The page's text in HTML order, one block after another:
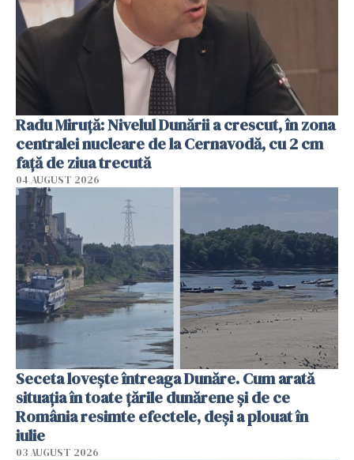
Radu Miruţă: Nivelul Dunării a crescut, în zona
centralei nucleare de la Cernavodă, cu 2 cm
faţă de ziua trecută
04 AUGUST 2026
Seceta lovește întreaga Dunăre. Cum arată
situația în toate țările dunărene și de ce
România resimte efectele, deși a plouat în
iulie
03 AUGUST 2026